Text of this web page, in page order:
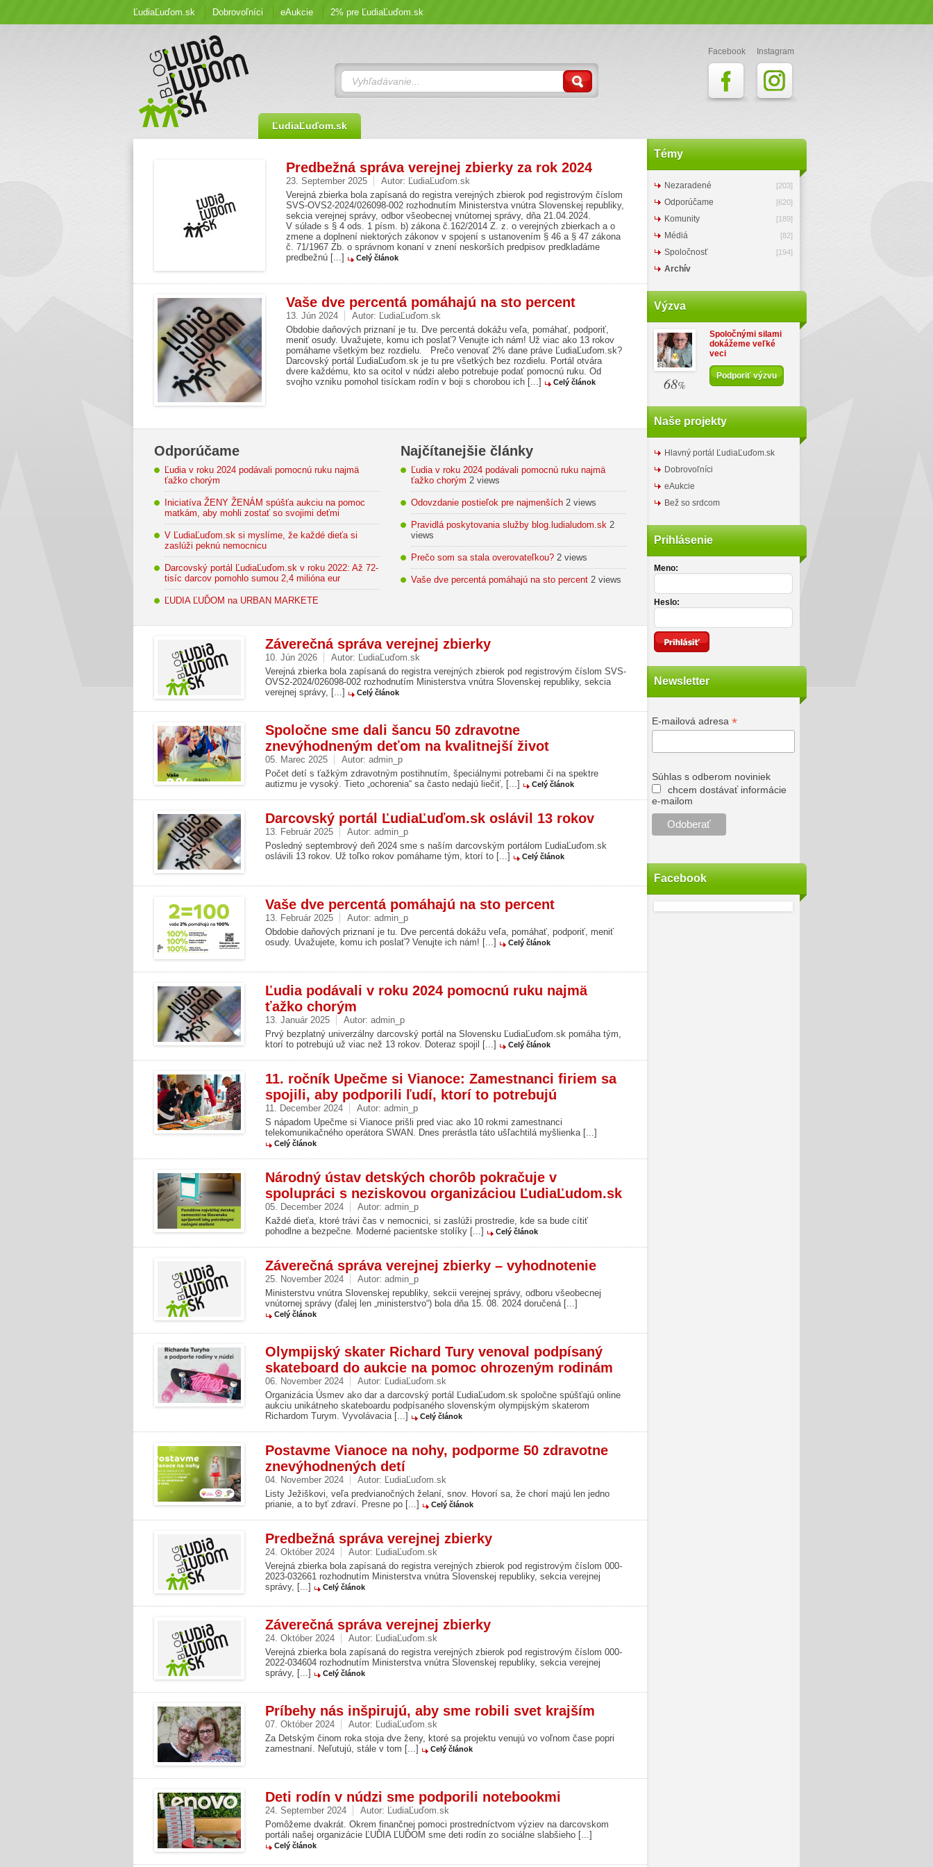
ĽudiaĽuďom.sk Dobrovoľníci eAukcie 2% pre ĽudiaĽuďom.sk
Facebook Instagram
ĽudiaĽuďom.sk
Predbežná správa verejnej zbierky za rok 2024
23. September 2025 Autor: ĽudiaĽuďom.sk
Verejná zbierka bola zapísaná do registra verejných zbierok pod registrovým číslom
SVS-OVS2-2024/026098-002 rozhodnutím Ministerstva vnútra Slovenskej republiky,
sekcia verejnej správy, odbor všeobecnej vnútornej správy, dňa 21.04.2024.
V súlade s § 4 ods. 1 písm. b) zákona č.162/2014 Z. z. o verejných zbierkach a o
zmene a doplnení niektorých zákonov v spojení s ustanovením § 46 a § 47 zákona
č. 71/1967 Zb. o správnom konaní v znení neskorších predpisov predkladáme
predbežnú [...]
Celý článok
Vaše dve percentá pomáhajú na sto percent
13. Jún 2024 Autor: ĽudiaĽuďom.sk
Obdobie daňových priznaní je tu. Dve percentá dokážu veľa, pomáhať, podporiť,
meniť osudy. Uvažujete, komu ich poslať? Venujte ich nám! Už viac ako 13 rokov
pomáhame všetkým bez rozdielu. Prečo venovať 2% dane práve ĽudiaĽuďom.sk?
Darcovský portál ĽudiaĽuďom.sk je tu pre všetkých bez rozdielu. Portál otvára
dvere každému, kto sa ocitol v núdzi alebo potrebuje podať pomocnú ruku. Od
svojho vzniku pomohol tisíckam rodín v boji s chorobou ich [...]
Celý článok
Odporúčame
Ľudia v roku 2024 podávali pomocnú ruku najmä
ťažko chorým
Iniciatíva ŽENY ŽENÁM spúšťa aukciu na pomoc
matkám, aby mohli zostať so svojimi deťmi
V ĽudiaĽuďom.sk si myslíme, že každé dieťa si
zaslúži peknú nemocnicu
Darcovský portál ĽudiaĽuďom.sk v roku 2022: Až 72-
tisíc darcov pomohlo sumou 2,4 milióna eur
ĽUDIA ĽUĎOM na URBAN MARKETE
Najčítanejšie články
Ľudia v roku 2024 podávali pomocnú ruku najmä
ťažko chorým 2 views
Odovzdanie postieľok pre najmenších 2 views
Pravidlá poskytovania služby blog.ludialudom.sk 2
views
Prečo som sa stala overovateľkou? 2 views
Vaše dve percentá pomáhajú na sto percent 2 views
Záverečná správa verejnej zbierky
10. Jún 2026 Autor: ĽudiaĽuďom.sk
Verejná zbierka bola zapísaná do registra verejných zbierok pod registrovým číslom SVS-
OVS2-2024/026098-002 rozhodnutím Ministerstva vnútra Slovenskej republiky, sekcia
verejnej správy, [...]
Celý článok
Spoločne sme dali šancu 50 zdravotne
znevýhodneným deťom na kvalitnejší život
05. Marec 2025 Autor: admin_p
Počet detí s ťažkým zdravotným postihnutím, špeciálnymi potrebami či na spektre
autizmu je vysoký. Tieto „ochorenia“ sa často nedajú liečiť, [...]
Celý článok
Darcovský portál ĽudiaĽuďom.sk oslávil 13 rokov
13. Február 2025 Autor: admin_p
Posledný septembrový deň 2024 sme s naším darcovským portálom ĽudiaĽuďom.sk
oslávili 13 rokov. Už toľko rokov pomáhame tým, ktorí to [...]
Celý článok
Vaše dve percentá pomáhajú na sto percent
13. Február 2025 Autor: admin_p
Obdobie daňových priznaní je tu. Dve percentá dokážu veľa, pomáhať, podporiť, meniť
osudy. Uvažujete, komu ich poslať? Venujte ich nám! [...]
Celý článok
Ľudia podávali v roku 2024 pomocnú ruku najmä
ťažko chorým
13. Január 2025 Autor: admin_p
Prvý bezplatný univerzálny darcovský portál na Slovensku ĽudiaĽuďom.sk pomáha tým,
ktorí to potrebujú už viac než 13 rokov. Doteraz spojil [...]
Celý článok
11. ročník Upečme si Vianoce: Zamestnanci firiem sa
spojili, aby podporili ľudí, ktorí to potrebujú
11. December 2024 Autor: admin_p
S nápadom Upečme si Vianoce prišli pred viac ako 10 rokmi zamestnanci
telekomunikačného operátora SWAN. Dnes prerástla táto ušľachtilá myšlienka [...]
Celý článok
Národný ústav detských chorôb pokračuje v
spolupráci s neziskovou organizáciou ĽudiaĽudom.sk
05. December 2024 Autor: admin_p
Každé dieťa, ktoré trávi čas v nemocnici, si zaslúži prostredie, kde sa bude cítiť
pohodlne a bezpečne. Moderné pacientske stolíky [...]
Celý článok
Záverečná správa verejnej zbierky – vyhodnotenie
25. November 2024 Autor: admin_p
Ministerstvu vnútra Slovenskej republiky, sekcii verejnej správy, odboru všeobecnej
vnútornej správy (ďalej len „ministerstvo“) bola dňa 15. 08. 2024 doručená [...]
Celý článok
Olympijský skater Richard Tury venoval podpísaný
skateboard do aukcie na pomoc ohrozeným rodinám
06. November 2024 Autor: ĽudiaĽuďom.sk
Organizácia Úsmev ako dar a darcovský portál ĽudiaĽudom.sk spoločne spúšťajú online
aukciu unikátneho skateboardu podpísaného slovenským olympijským skaterom
Richardom Turym. Vyvolávacia [...]
Celý článok
Postavme Vianoce na nohy, podporme 50 zdravotne
znevýhodnených detí
04. November 2024 Autor: ĽudiaĽuďom.sk
Listy Ježiškovi, veľa predvianočných želaní, snov. Hovorí sa, že chorí majú len jedno
prianie, a to byť zdraví. Presne po [...]
Celý článok
Predbežná správa verejnej zbierky
24. Október 2024 Autor: ĽudiaĽuďom.sk
Verejná zbierka bola zapísaná do registra verejných zbierok pod registrovým číslom 000-
2023-032661 rozhodnutím Ministerstva vnútra Slovenskej republiky, sekcia verejnej
správy, [...]
Celý článok
Záverečná správa verejnej zbierky
24. Október 2024 Autor: ĽudiaĽuďom.sk
Verejná zbierka bola zapísaná do registra verejných zbierok pod registrovým číslom 000-
2022-034604 rozhodnutím Ministerstva vnútra Slovenskej republiky, sekcia verejnej
správy, [...]
Celý článok
Príbehy nás inšpirujú, aby sme robili svet krajším
07. Október 2024 Autor: ĽudiaĽuďom.sk
Za Detským činom roka stoja dve ženy, ktoré sa projektu venujú vo voľnom čase popri
zamestnaní. Neľutujú, stále v tom [...]
Celý článok
Deti rodín v núdzi sme podporili notebookmi
24. September 2024 Autor: ĽudiaĽuďom.sk
Pomôžeme dvakrát. Okrem finančnej pomoci prostredníctvom výziev na darcovskom
portáli našej organizácie ĽUĎIA ĽUĎOM sme deti rodín zo sociálne slabšieho [...]
Celý článok
Témy
Nezaradené [203]
Odporúčame [620]
Komunity [189]
Médiá [82]
Spoločnosť [194]
Archív
Výzva
68%
Spoločnými silami
dokážeme veľké
veci
Podporiť výzvu
Naše projekty
Hlavný portál ĽudiaĽuďom.sk
Dobrovoľníci
eAukcie
Bež so srdcom
Prihlásenie
Meno:
Heslo:
Newsletter
E-mailová adresa *
Súhlas s odberom noviniek
chcem dostávať informácie
e-mailom
Facebook